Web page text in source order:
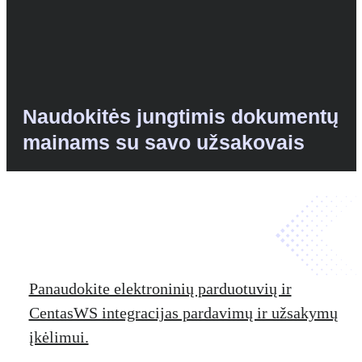
Naudokitės jungtimis dokumentų
mainams su savo užsakovais
Panaudokite elektroninių parduotuvių ir
CentasWS integracijas pardavimų ir užsakymų
įkėlimui.